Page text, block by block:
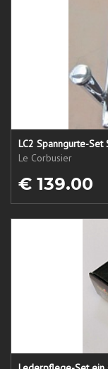
LC2 Spanngurte-Set
Le Corbusier
€ 139.00